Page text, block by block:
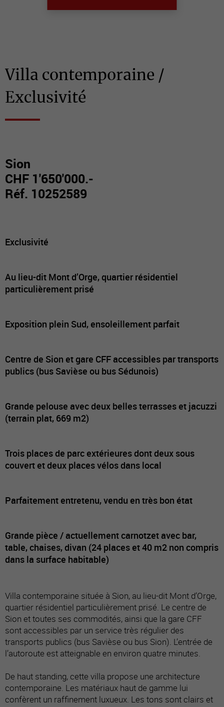
Villa contemporaine /
Exclusivité
Sion
CHF 1'650'000.-
Réf. 10252589
Exclusivité
Au lieu-dit Mont d’Orge, quartier résidentiel
particulièrement prisé
Exposition plein Sud, ensoleillement parfait
Centre de Sion et gare CFF accessibles par transports
publics (bus Savièse ou bus Sédunois)
Grande pelouse avec deux belles terrasses et jacuzzi
(terrain plat, 669 m2)
Trois places de parc extérieures dont deux sous
couvert et deux places vélos dans local
Parfaitement entretenu, vendu en très bon état
Grande pièce / actuellement carnotzet avec bar,
table, chaises, divan (24 places et 40 m2 non compris
dans la surface habitable)
Villa contemporaine située à Sion, au lieu-dit Mont d’Orge,
quartier résidentiel particulièrement prisé. Le centre de
Sion et toutes ses commodités, ainsi que la gare CFF
sont accessibles par un service très régulier des
transports publics (bus Savièse ou bus Sion). L’entrée de
l’autoroute est atteignable en environ quatre minutes.
De haut standing, cette villa propose une architecture
contemporaine. Les matériaux haut de gamme lui
confèrent un raffinement luxueux. Les tons sont clairs et